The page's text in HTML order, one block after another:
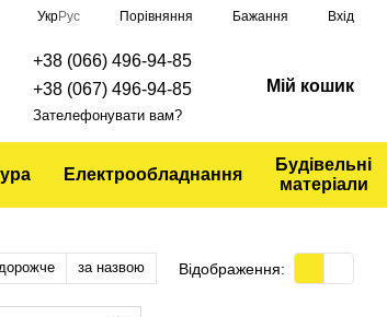
УкрРус Порівняння Бажання Вхід
+38 (066) 496-94-85
+38 (067) 496-94-85
Зателефонувати вам?
Мій кошик
Електрообладнання
Будівельні
матеріали
за назвою Відображення: